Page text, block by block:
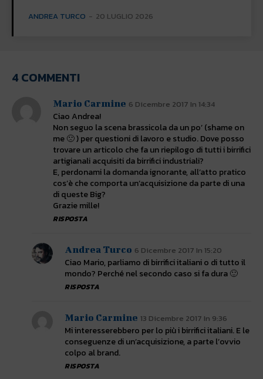
ANDREA TURCO - 20 LUGLIO 2026
4 COMMENTI
Mario Carmine 6 Dicembre 2017 In 14:34
Ciao Andrea!
Non seguo la scena brassicola da un po’ (shame on
me 🙁 ) per questioni di lavoro e studio. Dove posso
trovare un articolo che fa un riepilogo di tutti i birrifici
artigianali acquisiti da birrifici industriali?
E, perdonami la domanda ignorante, all’atto pratico
cos’è che comporta un’acquisizione da parte di una
di queste Big?
Grazie mille!
RISPOSTA
Andrea Turco 6 Dicembre 2017 In 15:20
Ciao Mario, parliamo di birrifici italiani o di tutto il
mondo? Perché nel secondo caso si fa dura 🙂
RISPOSTA
Mario Carmine 13 Dicembre 2017 In 9:36
Mi interesserebbero per lo più i birrifici italiani. E le
conseguenze di un’acquisizione, a parte l’ovvio
colpo al brand.
RISPOSTA